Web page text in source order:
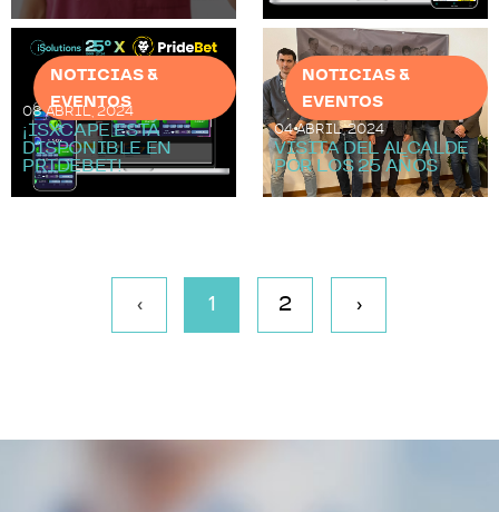
NOTICIAS &
EVENTOS
08 ABRIL, 2024
¡ISXCAPE ESTÁ
DISPONIBLE EN
PRIDEBET!
NOTICIAS &
EVENTOS
04 ABRIL, 2024
VISITA DEL ALCALDE
POR LOS 25 AÑOS
‹ 1 2 ›